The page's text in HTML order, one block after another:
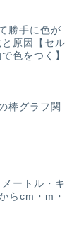
勝手に色が
原因【セル
色をつく】
棒グラフ関
ートル・キ
らcm・m・